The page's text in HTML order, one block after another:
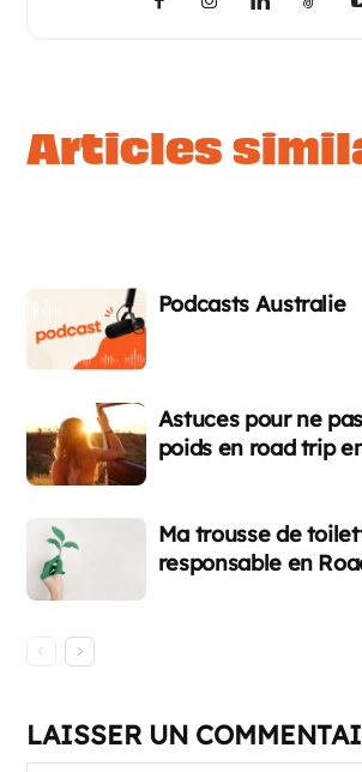
articles
Podcasts Australie
Astuces pour ne
poids en road trip
Ma trousse de
responsable en
LAISSER UN